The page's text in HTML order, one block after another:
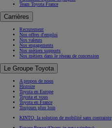
Team Toyota France
Carrières
Recrutement
Nos offres d'emploi
Nos valeurs
Nos engagements
Nos métiers supports
Nos métiers dans le réseau de concession
Le Groupe Toyota
A propos de nous
Histoire
Toyota en Europe
Toyota et vous
Toyota en France
Toujours plus loin
KINTO, la solution de mobilité sans contrainte